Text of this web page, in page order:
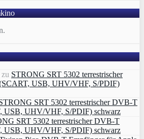
zu STRONG SRT 5302 terrestrischer
USB, UHV/VHF, S/PDIF)
SRT 5302 terrestrischer DVB-T
USB, UHV/VHF, S/PDIF) schwarz
SRT 5302 terrestrischer DVB-T
USB, UHV/VHF, S/PDIF) schwarz